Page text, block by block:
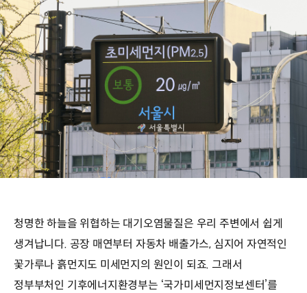
청명한 하늘을 위협하는 대기오염물질은 우리 주변에서 쉽게
생겨납니다. 공장 매연부터 자동차 배출가스, 심지어 자연적인
꽃가루나 흙먼지도 미세먼지의 원인이 되죠. 그래서
정부부처인 기후에너지환경부는 ‘국가미세먼지정보센터’를